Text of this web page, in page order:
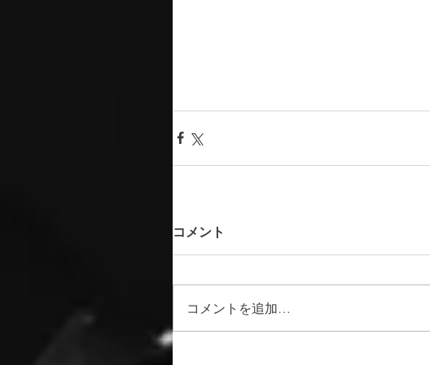
コメント
コメントを追加…